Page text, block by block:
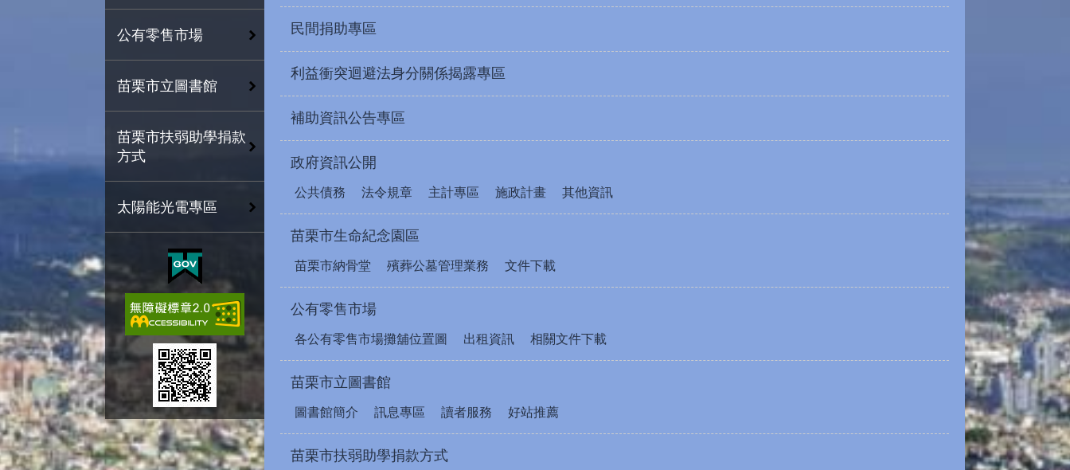
公有零售市場
苗栗市立圖書館
苗栗市扶弱助學捐款
方式
太陽能光電專區
民間捐助專區
利益衝突迴避法身分關係揭露專區
補助資訊公告專區
政府資訊公開
公共債務 法令規章 主計專區 施政計畫 其他資訊
苗栗市生命紀念園區
苗栗市納骨堂 殯葬公墓管理業務 文件下載
公有零售市場
各公有零售市場攤舖位置圖 出租資訊 相關文件下載
苗栗市立圖書館
圖書館簡介 訊息專區 讀者服務 好站推薦
苗栗市扶弱助學捐款方式